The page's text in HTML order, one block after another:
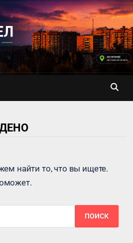
найти то, что вы ищете.